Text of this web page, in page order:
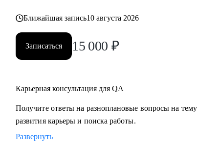
Ближайшая запись10 августа 2026
Записаться 15 000 ₽
Карьерная консультация для QA
Получите ответы на разноплановые вопросы на тему
развития карьеры и поиска работы.
Развернуть